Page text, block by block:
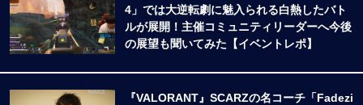
4」では大逆転劇に魅入られる白熱したバト
ルが展開！主催コミュニティリーダーへ今後
の展望も聞いてみた【イベントレポ】
『VALORANT』SCARZの名コーチ「Fadezi